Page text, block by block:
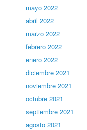
mayo 2022
abril 2022
marzo 2022
febrero 2022
enero 2022
diciembre 2021
noviembre 2021
octubre 2021
septiembre 2021
agosto 2021